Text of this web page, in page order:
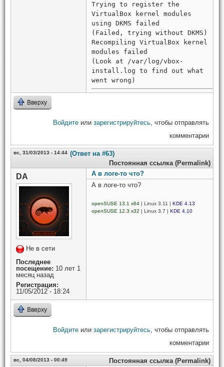
Trying to register the
VirtualBox kernel modules
using DKMS failed
(Failed, trying without DKMS)
Recompiling VirtualBox kernel
modules failed
(Look at /var/log/vbox-
install.log to find out what
went wrong)
Вверху
Войдите или зарегистрируйтесь, чтобы отправлять
комментарии
вс, 31/03/2013 - 14:44 (Ответ на #63)
Постоянная ссылка (Permalink)
DA
Не в сети
Последнее
посещение: 10 лет 1
месяц назад
Регистрация:
11/05/2012 - 18:24
А в логе-то что?
А в логе-то что?
openSUSE 13.1 x64 | Linux 3.11 | KDE 4.13
openSUSE 12.3 x32 | Linux 3.7 | KDE 4.10
Вверху
Войдите или зарегистрируйтесь, чтобы отправлять
комментарии
вс, 04/08/2013 - 00:49 Постоянная ссылка (Permalink)